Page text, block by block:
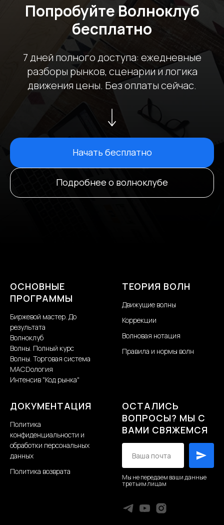
Попробуйте Волноклуб
бесплатно
7 дней полного доступа: ежедневные
разборы рынков, сценарии и логика
движения цены. Без оплаты сейчас.
Начать бесплатно
Подробнее о волноклубе
ОСНОВНЫЕ
ПРОГРАММЫ
Биржевой мастер. До
результата
Волноклуб
Волны. Полный курс
Волны. Торговая система
MACDология
Интенсив "Код рынка"
ТЕОРИЯ ВОЛН
Движущие волны
Коррекции
Волновая нотация
Правила и нормы волн
ДОКУМЕНТАЦИЯ
Политика
конфиденциальности и
обработки персональных
данных
Политика возврата
ОСТАЛИСЬ
ВОПРОСЫ? МЫ С
ВАМИ СВЯЖЕМСЯ
Мы не передаем ваши данные
третьим лицам